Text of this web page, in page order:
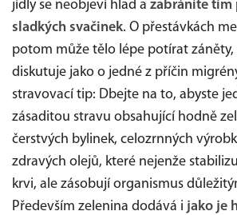
jídly se neobjeví hlad a zabráníte tím
sladkých svačinek. O přestávkách
potom může tělo lépe potírat záněty,
diskutuje jako o jedné z příčin
stravovací tip: Dbejte na to, abyste
zásaditou stravu obsahující hodně
čerstvých bylinek, celozrnných
zdravých olejů, které nejenže
krvi, ale zásobují organismus
Především zelenina dodává i jako je